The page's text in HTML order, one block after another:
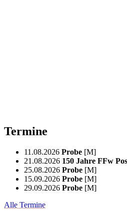
Termine
11.08.2026 Probe [M]
21.08.2026 150 Jahre FFw
25.08.2026 Probe [M]
15.09.2026 Probe [M]
29.09.2026 Probe [M]
Alle Termine